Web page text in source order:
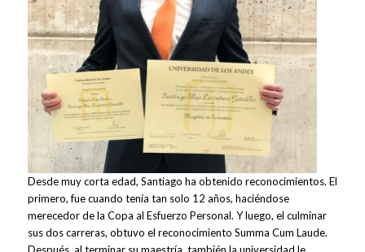
Desde muy corta edad, Santiago ha obtenido reconocimientos. El
primero, fue cuando tenía tan solo 12 años, haciéndose
merecedor de la Copa al Esfuerzo Personal. Y luego, el culminar
sus dos carreras, obtuvo el reconocimiento Summa Cum Laude.